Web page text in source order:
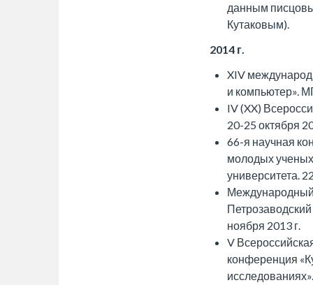
данным
Кутаковым).
2014 г.
XIV
и компьютер».
IV (XX)
20-25 октября
66-я научная
молодых ученых
университета.
Международный
ноября 2013 г.
V
конференция